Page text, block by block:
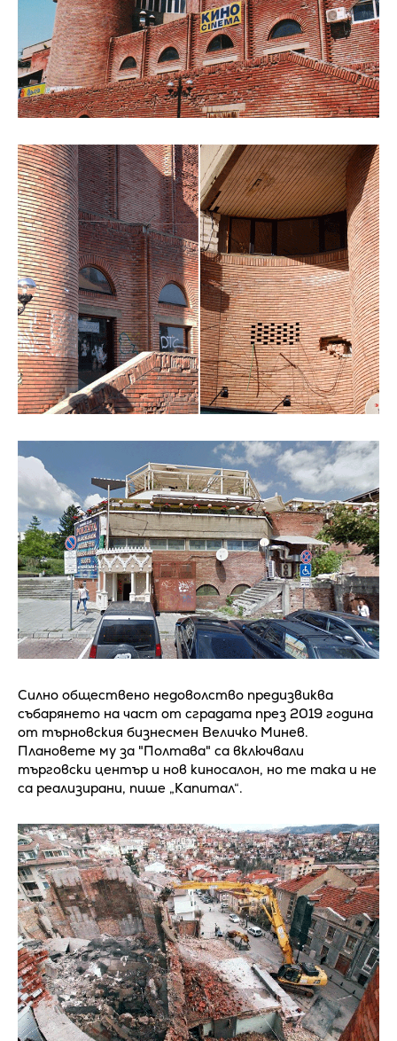
Силно обществено недоволство предизвиква
събарянето на част от сградата през 2019 година
от търновския бизнесмен Величко Минев.
Плановете му за "Полтава" са включвали
търговски център и нов киносалон, но те така и не
са реализирани, пише „Капитал“.